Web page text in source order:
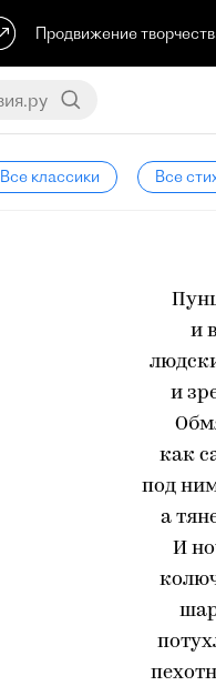
Продвижение
Все классики Все
и
и
как
под
а
И